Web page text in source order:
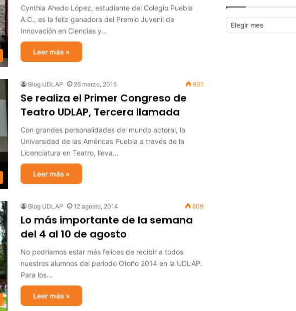
Cynthia Ahedo López, estudiante del Colegio Puebla
A.C., es la feliz ganadora del Premio Juvenil de
Innovación en Ciencias y…
Leer más »
Blog UDLAP 26 marzo, 2015 931
Se realiza el Primer Congreso de
Teatro UDLAP, Tercera llamada
Con grandes personalidades del mundo actoral, la
Universidad de las Américas Puebla a través de la
Licenciatura en Teatro, lleva…
Leer más »
Blog UDLAP 12 agosto, 2014 809
Lo más importante de la semana
del 4 al 10 de agosto
No podríamos estar más felices de recibir a todos
nuestros alumnos del periodo Otoño 2014 en la UDLAP.
Para los…
Leer más »
Archivos